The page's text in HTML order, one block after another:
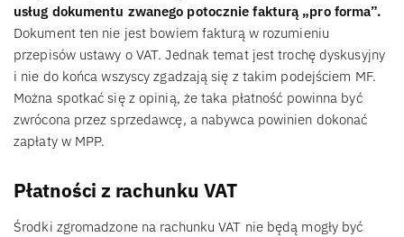
usług dokumentu zwanego potocznie fakturą „pro forma”.
Dokument ten nie jest bowiem fakturą w rozumieniu
przepisów ustawy o VAT. Jednak temat jest trochę dyskusyjny
i nie do końca wszyscy zgadzają się z takim podejściem MF.
Można spotkać się z opinią, że taka płatność powinna być
zwrócona przez sprzedawcę, a nabywca powinien dokonać
zapłaty w MPP.
Płatności z rachunku VAT
Środki zgromadzone na rachunku VAT nie będą mogły być